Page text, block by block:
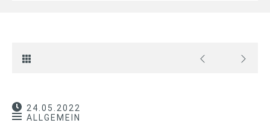
24.05.2022
ALLGEMEIN